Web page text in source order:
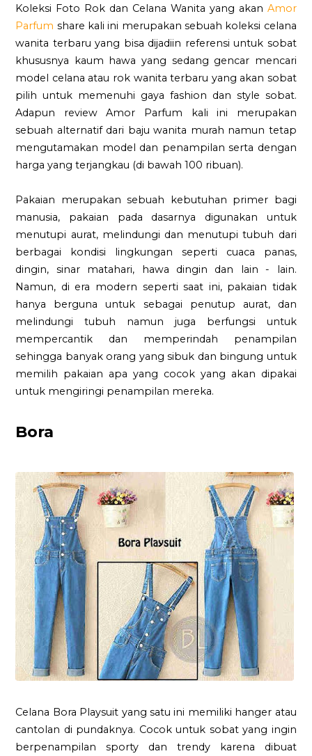
Koleksi Foto Rok dan Celana Wanita yang akan Amor
Parfum share kali ini merupakan sebuah koleksi celana
wanita terbaru yang bisa dijadiin referensi untuk sobat
khususnya kaum hawa yang sedang gencar mencari
model celana atau rok wanita terbaru yang akan sobat
pilih untuk memenuhi gaya fashion dan style sobat.
Adapun review Amor Parfum kali ini merupakan
sebuah alternatif dari baju wanita murah namun tetap
mengutamakan model dan penampilan serta dengan
harga yang terjangkau (di bawah 100 ribuan).
Pakaian merupakan sebuah kebutuhan primer bagi
manusia, pakaian pada dasarnya digunakan untuk
menutupi aurat, melindungi dan menutupi tubuh dari
berbagai kondisi lingkungan seperti cuaca panas,
dingin, sinar matahari, hawa dingin dan lain - lain.
Namun, di era modern seperti saat ini, pakaian tidak
hanya berguna untuk sebagai penutup aurat, dan
melindungi tubuh namun juga berfungsi untuk
mempercantik dan memperindah penampilan
sehingga banyak orang yang sibuk dan bingung untuk
memilih pakaian apa yang cocok yang akan dipakai
untuk mengiringi penampilan mereka.
Bora
Celana Bora Playsuit yang satu ini memiliki hanger atau
cantolan di pundaknya. Cocok untuk sobat yang ingin
berpenampilan sporty dan trendy karena dibuat